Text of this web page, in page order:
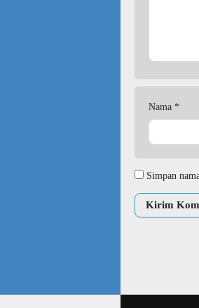
Nama *
Simpan